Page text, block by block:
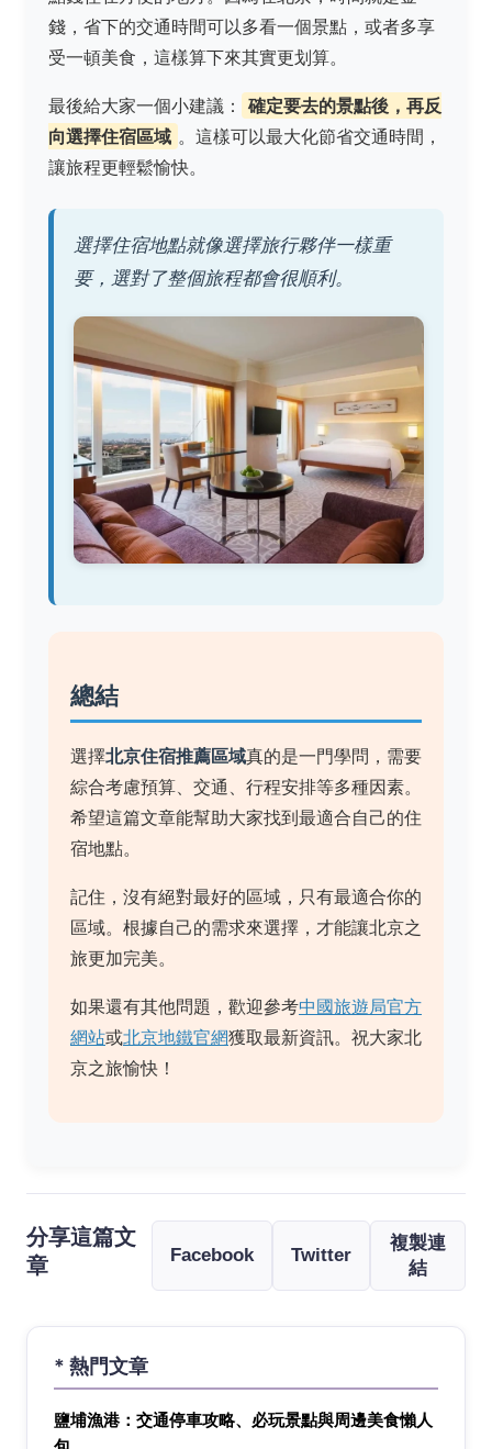
錢，省下的交通時間可以多看一個景點，或者多享
受一頓美食，這樣算下來其實更划算。
最後給大家一個小建議：
確定要去的景點後，再反
向選擇住宿區域 。這樣可以最大化節省交通時間，
讓旅程更輕鬆愉快。
選擇住宿地點就像選擇旅行夥伴一樣重
要，選對了整個旅程都會很順利。
總結
選擇北京住宿推薦區域真的是一門學問，需要
綜合考慮預算、交通、行程安排等多種因素。
希望這篇文章能幫助大家找到最適合自己的住
宿地點。
記住，沒有絕對最好的區域，只有最適合你的
區域。根據自己的需求來選擇，才能讓北京之
旅更加完美。
如果還有其他問題，歡迎參考中國旅遊局官方
網站或北京地鐵官網獲取最新資訊。祝大家北
京之旅愉快！
分享這篇文
章
Facebook Twitter
複製連
結
* 熱門文章
鹽埔漁港：交通停車攻略、必玩景點與周邊美食懶人